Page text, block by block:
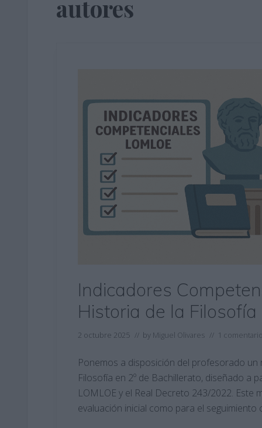
autores
Indicadores
Historia de la
2 octubre 2025 // by Miguel Olivares // 1 comentario
Ponemos a disposición del profesorado
Filosofía en 2º de Bachillerato, diseñado a
LOMLOE y el Real Decreto 243/2022.
evaluación inicial como para el